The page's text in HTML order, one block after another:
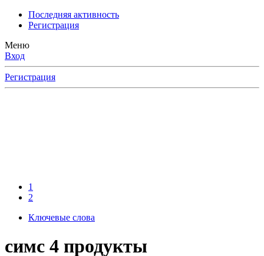
Последняя активность
Регистрация
Меню
Вход
Регистрация
1
2
Ключевые слова
симс 4 продукты